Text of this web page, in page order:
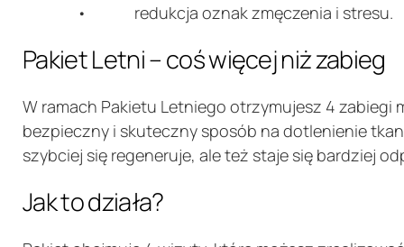
• redukcja oznak zmęczenia i stresu.
Pakiet Letni – coś więcej niż zabieg
W ramach Pakietu Letniego otrzymujesz 4 zabiegi
bezpieczny i skuteczny sposób na dotlenienie
szybciej się regeneruje, ale też staje się bardziej
Jak to działa?